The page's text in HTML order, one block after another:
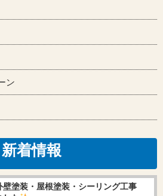
ン
着情報
壁塗装・屋根塗装・シーリング工事